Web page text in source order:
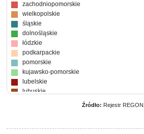
zachodniopomorskie
wielkopolskie
śląskie
dolnośląskie
łódzkie
podkarpackie
pomorskie
kujawsko-pomorskie
lubelskie
lubuskie
małopolskie
Źródło: Rejestr REGON,